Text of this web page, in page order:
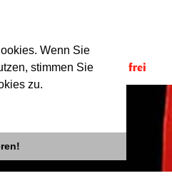
Wenn Sie
stimmen Sie
zu.
Für Geister Eintritt frei